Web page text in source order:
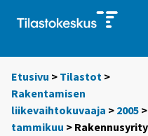
Etusivu > Tilastot >
Rakentamisen
liikevaihtokuvaaja > 2005 >
tammikuu >